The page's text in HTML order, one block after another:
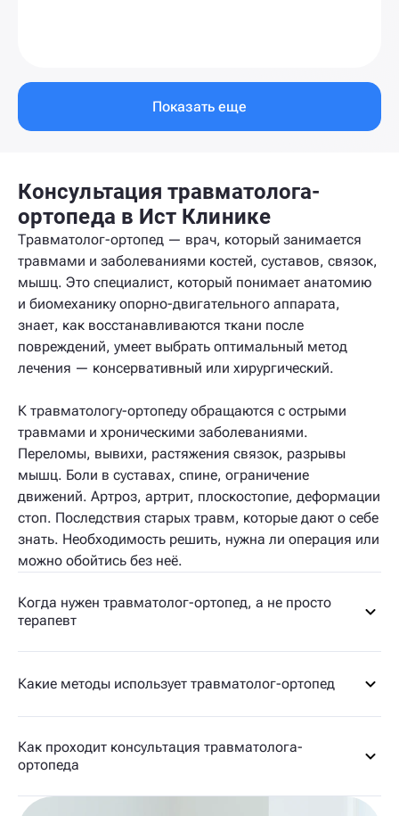
Показать еще
Консультация травматолога-
ортопеда в Ист Клинике
Травматолог-ортопед — врач, который занимается
травмами и заболеваниями костей, суставов, связок,
мышц. Это специалист, который понимает анатомию
и биомеханику опорно-двигательного аппарата,
знает, как восстанавливаются ткани после
повреждений, умеет выбрать оптимальный метод
лечения — консервативный или хирургический.
К травматологу-ортопеду обращаются с острыми
травмами и хроническими заболеваниями.
Переломы, вывихи, растяжения связок, разрывы
мышц. Боли в суставах, спине, ограничение
движений. Артроз, артрит, плоскостопие, деформации
стоп. Последствия старых травм, которые дают о себе
знать. Необходимость решить, нужна ли операция или
можно обойтись без неё.
Когда нужен травматолог-ортопед, а не просто
терапевт
Какие методы использует травматолог-ортопед
Как проходит консультация травматолога-
ортопеда